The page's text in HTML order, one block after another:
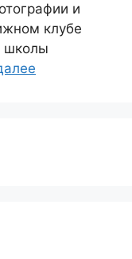
и
клубе
школы